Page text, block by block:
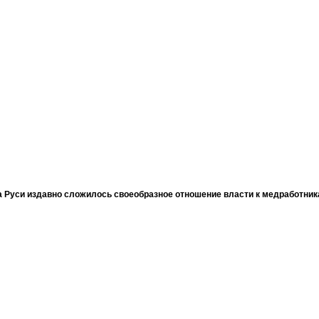
Руси издавно сложилось своеобразное отношение власти к